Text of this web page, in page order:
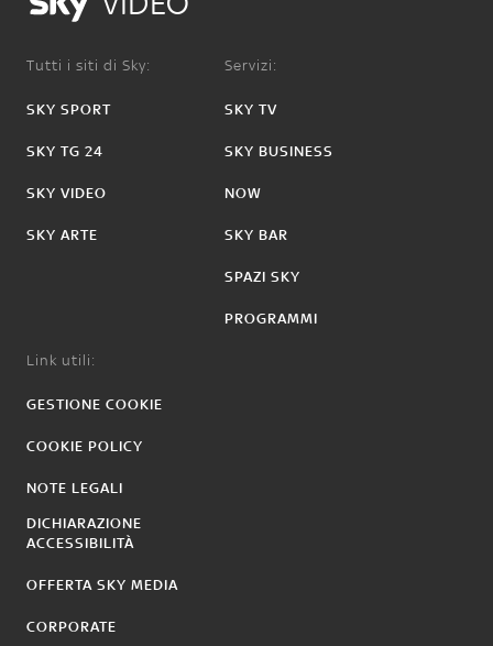
Tutti i siti di Sky:
SKY SPORT
SKY TG 24
SKY VIDEO
SKY ARTE
Servizi:
SKY TV
SKY BUSINESS
NOW
SKY BAR
SPAZI SKY
PROGRAMMI
Link utili:
GESTIONE COOKIE
COOKIE POLICY
NOTE LEGALI
DICHIARAZIONE
ACCESSIBILITÀ
OFFERTA SKY MEDIA
CORPORATE